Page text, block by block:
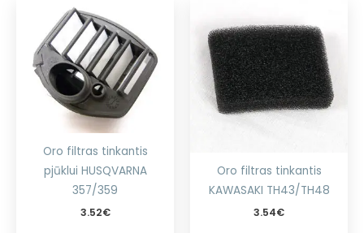
Oro filtras tinkantis
pjūklui HUSQVARNA
357/359
3.52€
Oro filtras tinkantis
KAWASAKI TH43/TH48
3.54€